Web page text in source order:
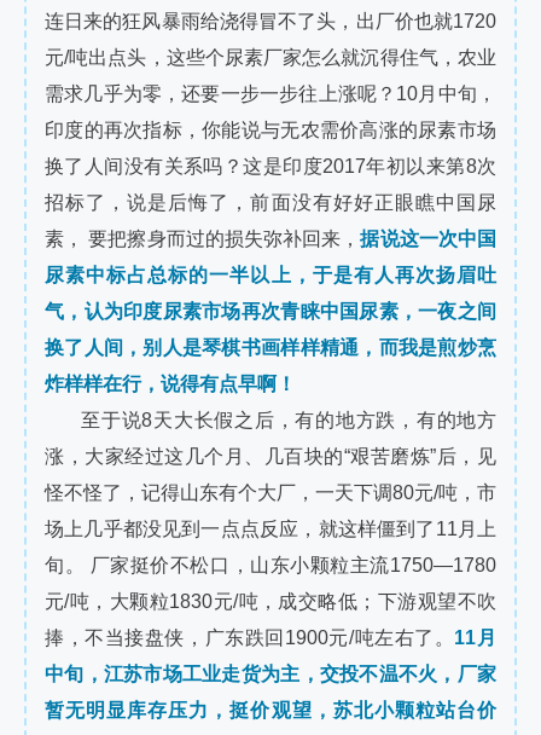
连日来的狂风暴雨给浇得冒不了头，出厂价也就1720
元/吨出点头，这些个尿素厂家怎么就沉得住气，农业
需求几乎为零，还要一步一步往上涨呢？10月中旬，
印度的再次指标，你能说与无农需价高涨的尿素市场
换了人间没有关系吗？这是印度2017年初以来第8次
招标了，说是后悔了，前面没有好好正眼瞧中国尿
素， 要把擦身而过的损失弥补回来，据说这一次中国
尿素中标占总标的一半以上，于是有人再次扬眉吐
气，认为印度尿素市场再次青睐中国尿素，一夜之间
换了人间，别人是琴棋书画样样精通，而我是煎炒烹
炸样样在行，说得有点早啊！
至于说8天大长假之后，有的地方跌，有的地方
涨，大家经过这几个月、几百块的“艰苦磨炼”后，见
怪不怪了，记得山东有个大厂，一天下调80元/吨，市
场上几乎都没见到一点点反应，就这样僵到了11月上
旬。 厂家挺价不松口，山东小颗粒主流1750—1780
元/吨，大颗粒1830元/吨，成交略低；下游观望不吹
捧，不当接盘侠，广东跌回1900元/吨左右了。 11月
中旬，江苏市场工业走货为主，交投不温不火，厂家
暂无明显库存压力，挺价观望，苏北小颗粒站台价